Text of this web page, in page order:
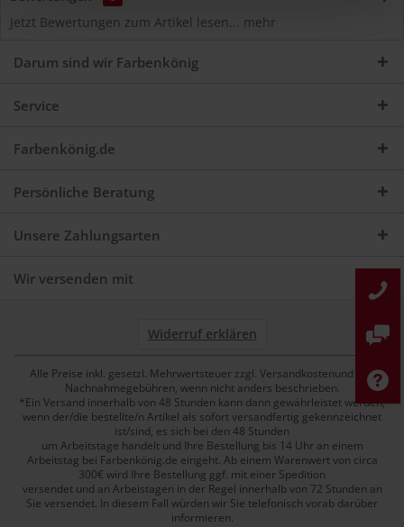
Jetzt Bewertungen zum Artikel lesen... mehr
Darum sind wir Farbenkönig
Service
Farbenkönig.de
Persönliche Beratung
Unsere Zahlungsarten
Wir versenden mit
Widerruf erklären
Alle Preise inkl. gesetzl. Mehrwertsteuer zzgl. Versandkostenund ggf.
Nachnahmegebühren, wenn nicht anders beschrieben.
*Ein Versand innerhalb von 48 Stunden kann dann gewährleistet werden,
wenn der/die bestellte/n Artikel als sofort versandfertig gekennzeichnet
ist/sind, es sich bei den 48 Stunden
um Arbeitstage handelt und Ihre Bestellung bis 14 Uhr an einem
Arbeitstag bei Farbenkönig.de eingeht. Ab einem Warenwert von circa
300€ wird Ihre Bestellung ggf. mit einer Spedition
versendet und an Arbeistagen in der Regel innerhalb von 72 Stunden an
Sie versendet. In diesem Fall würden wir Sie telefonisch vorab darüber
informieren.